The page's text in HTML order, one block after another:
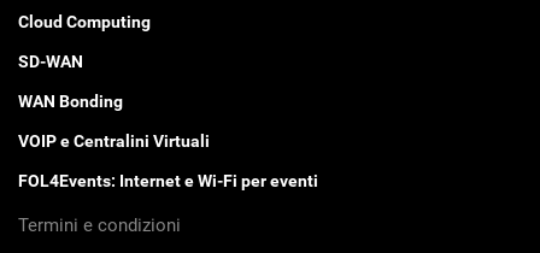
Cloud Computing
SD-WAN
WAN Bonding
VOIP e Centralini Virtuali
FOL4Events: Internet e Wi-Fi per eventi
Termini e condizioni